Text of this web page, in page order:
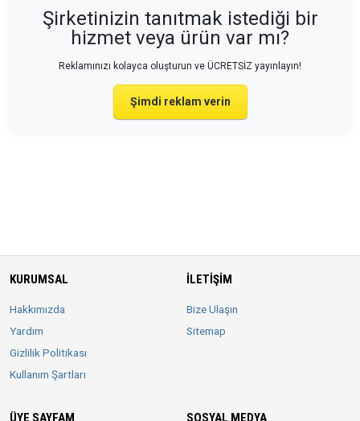
Şirketinizin tanıtmak istediği bir
hizmet veya ürün var mı?
Reklamınızı kolayca oluşturun ve ÜCRETSİZ yayınlayın!
Şimdi reklam verin
KURUMSAL
Hakkımızda
Yardım
Gizlilik Politikası
Kullanım Şartları
İLETIŞIM
Bize Ulaşın
Sitemap
ÜYE SAYFAM SOSYAL MEDYA